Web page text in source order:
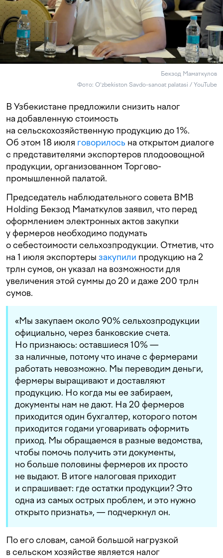
Бекзод Маматкулов
Фото: Oʻzbekiston Savdo-sanoat palatasi / YouTube
В Узбекистане предложили снизить налог
на добавленную стоимость
на сельскохозяйственную продукцию до 1%.
Об этом 18 июля говорилось на открытом диалоге
с представителями экспортеров плодоовощной
продукции, организованном Торгово-
промышленной палатой.
Председатель наблюдательного совета BMB
Holding Бекзод Маматкулов заявил, что перед
оформлением электронных актов закупки
у фермеров необходимо подумать
о себестоимости сельхозпродукции. Отметив, что
на 1 июля экспортеры закупили продукцию на 2
трлн сумов, он указал на возможности для
увеличения этой суммы до 20 и даже 200 трлн
сумов.
«Мы закупаем около 90% сельхозпродукции
официально, через банковские счета.
Но признаюсь: оставшиеся 10% —
за наличные, потому что иначе с фермерами
работать невозможно. Мы переводим деньги,
фермеры выращивают и доставляют
продукцию. Но когда мы ее забираем,
документы нам не дают. На 20 фермеров
приходится один бухгалтер, которого потом
приходится годами уговаривать оформить
приход. Мы обращаемся в разные ведомства,
чтобы помочь получить эти документы,
но больше половины фермеров их просто
не выдают. В итоге налоговая приходит
и спрашивает: где остатки продукции? Это
одна из самых острых проблем, и это нужно
открыто признать», — подчеркнул он.
По его словам, самой большой нагрузкой
в сельском хозяйстве является налог